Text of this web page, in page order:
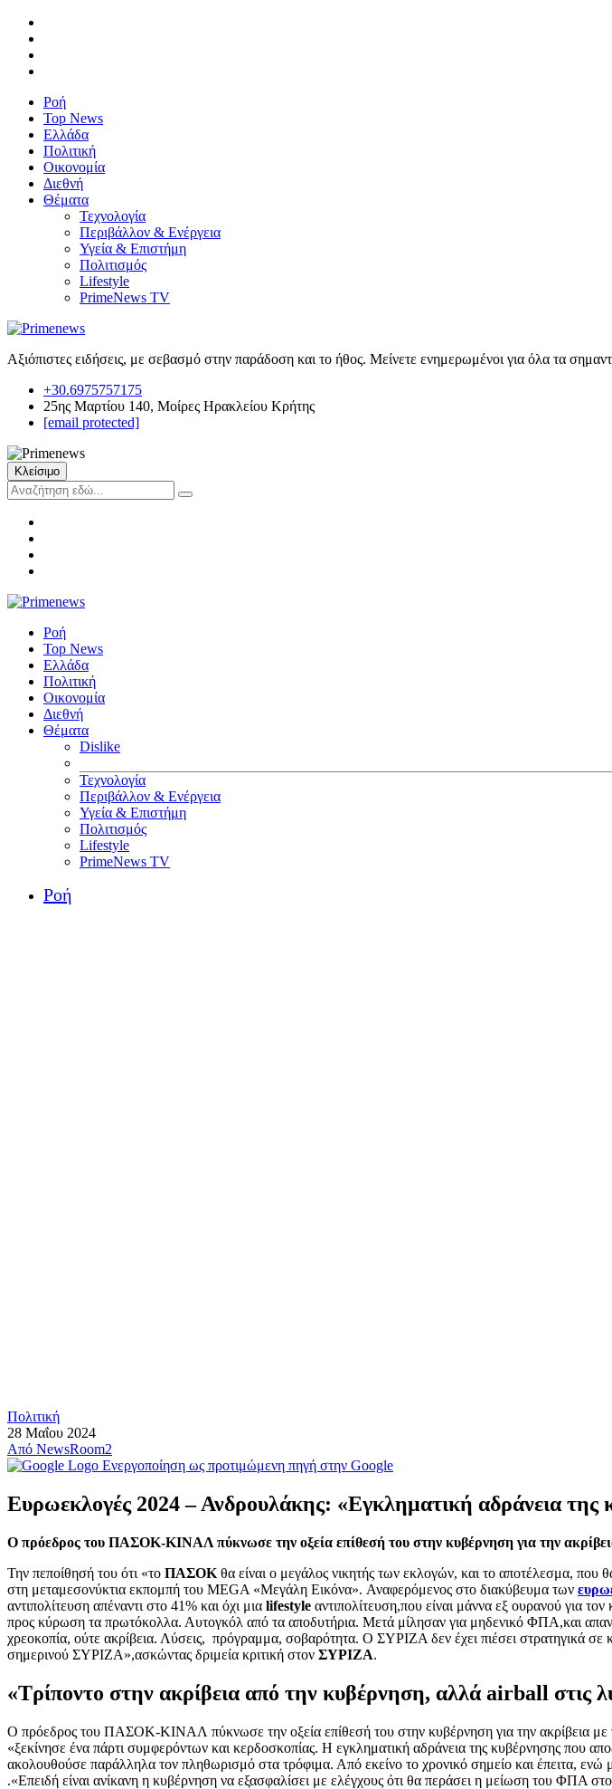
Ροή
Top News
Ελλάδα
Πολιτική
Οικονομία
Διεθνή
Θέματα
Τεχνολογία
Περιβάλλον & Ενέργεια
Υγεία & Επιστήμη
Πολιτισμός
Lifestyle
PrimeNews TV
Αξιόπιστες ειδήσεις, με σεβασμό στην παράδοση και το ήθος. Μείνετε ενημερωμένοι για όλα τα
+30.6975757175
25ης Μαρτίου 140, Μοίρες Ηρακλείου Κρήτης
[email protected]
Κλείσιμο
Ροή
Top News
Ελλάδα
Πολιτική
Οικονομία
Διεθνή
Θέματα
Dislike
Τεχνολογία
Περιβάλλον & Ενέργεια
Υγεία & Επιστήμη
Πολιτισμός
Lifestyle
PrimeNews TV
Ροή
Πολιτική
28 Μαΐου 2024
Από NewsRoom2
Ενεργοποίηση ως προτιμώμενη πηγή στην Google
Ευρωεκλογές 2024 – Ανδρουλάκης: «Εγκληματική αδράνεια
Ο πρόεδρος του ΠΑΣΟΚ-ΚΙΝΑΛ πύκνωσε την οξεία επίθεσή του στην κυβέρνηση για την
Την πεποίθησή του ότι «το ΠΑΣΟΚ θα είναι ο μεγάλος νικητής των εκλογών, και το αποτέλεσμα,
στη μεταμεσονύκτια εκπομπή του MEGA «Μεγάλη Εικόνα». Αναφερόμενος στο διακύβευμα των
αντιπολίτευση απέναντι στο 41% και όχι μια lifestyle αντιπολίτευση,που είναι μάννα εξ ουρανού για τον
προς κύρωση τα πρωτόκολλα. Αυτογκόλ από τα αποδυτήρια. Μετά μίλησαν για μηδενικό ΦΠΑ,και
χρεοκοπία, ούτε ακρίβεια. Λύσεις, πρόγραμμα, σοβαρότητα. Ο ΣΥΡΙΖΑ δεν έχει πιέσει στρατηγικά σε
σημερινού ΣΥΡΙΖΑ»,ασκώντας δριμεία κριτική στον ΣΥΡΙΖΑ.
«Τρίποντο στην ακρίβεια από την κυβέρνηση, αλλά airball στις
Ο πρόεδρος του ΠΑΣΟΚ-ΚΙΝΑΛ πύκνωσε την οξεία επίθεσή του στην κυβέρνηση για την ακρίβεια με
«ξεκίνησε ένα πάρτι συμφερόντων και κερδοσκοπίας. Η εγκληματική αδράνεια της κυβέρνησης που
ακολουθούσε παράλληλα τον πληθωρισμό στα τρόφιμα. Από εκείνο το χρονικό σημείο και έπειτα,
.«Επειδή είναι ανίκανη η κυβέρνηση να εξασφαλίσει με ελέγχους ότι θα περάσει η μείωση του ΦΠΑ